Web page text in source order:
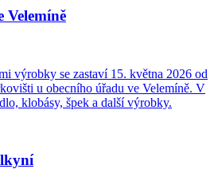
Velemíně
výrobky se zastaví 15. května 2026 od
u obecního úřadu ve Velemíně. V
klobásy, špek a další výrobky.